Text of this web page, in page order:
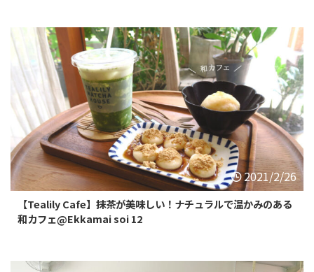
2021/2/26
【Tealily Cafe】抹茶が美味しい！ナチュラルで温かみのある
和カフェ@Ekkamai soi 12